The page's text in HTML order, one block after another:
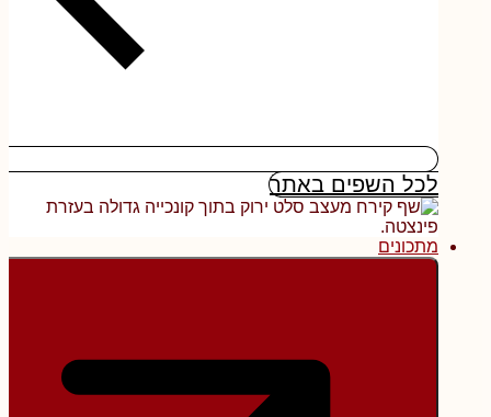
לכל השפים באתר
מתכונים